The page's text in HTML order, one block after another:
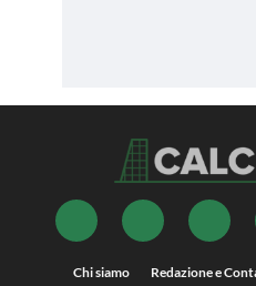
Chi siamo Redazione e